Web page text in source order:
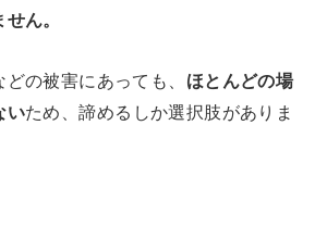
ん。
の被害にあっても、 ほとんどの場
いため、諦めるしか選択肢がありま